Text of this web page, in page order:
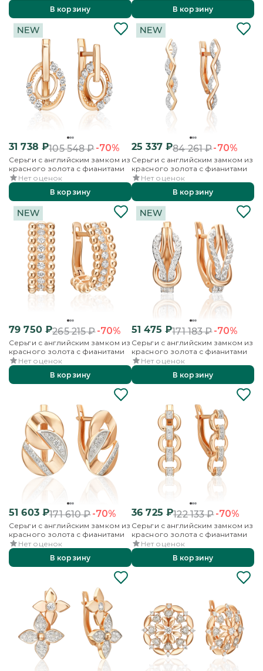
В корзину
В корзину
31 738 ₽105 548₽-70%
Серьги с английским замком из
красного золота с фианитами
Нет оценок
В корзину
25 337₽84 261₽-70%
Серьги с английским замком из
красного золота с фианитами
Нет оценок
В корзину
79 750₽265 215₽-70%
Серьги с английским замком из
красного золота с фианитами
Нет оценок
В корзину
51 475 ₽171 183₽-70%
Серьги с английским замком из
красного золота с фианитами
Нет оценок
В корзину
51 603₽171 610₽-70%
Серьги с английским замком из
красного золота с фианитами
Нет оценок
В корзину
36 725 ₽122 133₽-70%
Серьги с английским замком из
красного золота с фианитами
Нет оценок
В корзину